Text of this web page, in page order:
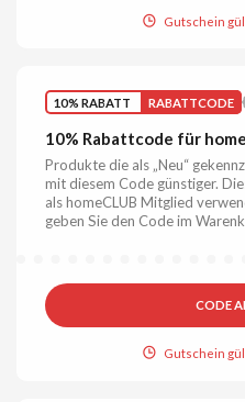
Gutschein
10% RABATT RABATTCODE
10% Rabattcode für
Produkte die als „Neu“
mit diesem Code günstiger.
als homeCLUB Mitglied
geben Sie den Code im
CODE
Gutschein